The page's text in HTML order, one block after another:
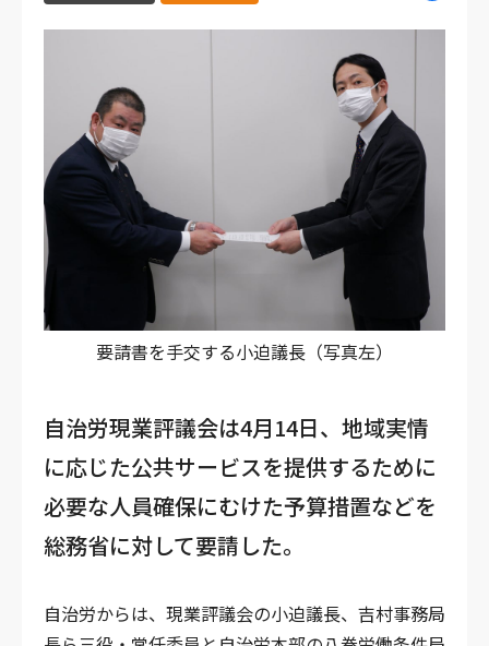
要請書を手交する小迫議長（写真左）
自治労現業評議会は4月14日、地域実情
に応じた公共サービスを提供するために
必要な人員確保にむけた予算措置などを
総務省に対して要請した。
自治労からは、現業評議会の小迫議長、吉村事務局